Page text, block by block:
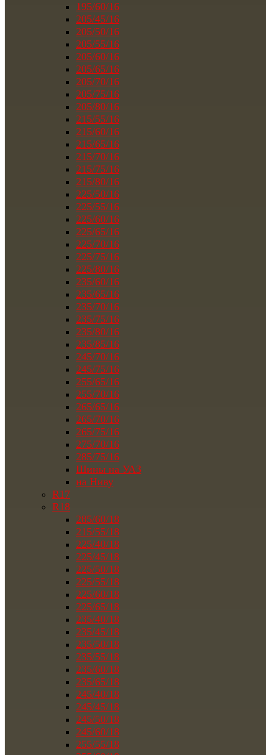
195/60/16
205/45/16
205/50/16
205/55/16
205/60/16
205/65/16
205/70/16
205/75/16
205/80/16
215/55/16
215/60/16
215/65/16
215/70/16
215/75/16
215/80/16
225/50/16
225/55/16
225/60/16
225/65/16
225/70/16
225/75/16
225/80/16
235/60/16
235/65/16
235/70/16
235/75/16
235/80/16
235/85/16
245/70/16
245/75/16
255/65/16
255/70/16
265/65/16
265/70/16
265/75/16
275/70/16
285/75/16
Шины на УАЗ
на Ниву
R17
R18
285/60/18
215/55/18
225/40/18
225/45/18
225/50/18
225/55/18
225/60/18
225/65/18
235/40/18
235/45/18
235/50/18
235/55/18
235/60/18
235/65/18
245/40/18
245/45/18
245/50/18
245/60/18
255/55/18